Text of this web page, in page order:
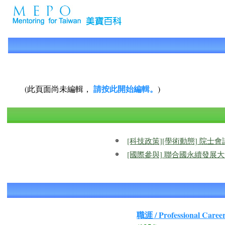
(此頁面尚未編輯， 請按此開始編輯。 )
[科技政策][學術動態] 院士會
[國際參與] 聯合國永續發展
職涯 / Professional